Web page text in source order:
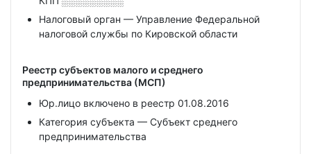
Налоговый орган — Управление Федеральной
налоговой службы по Кировской области
Реестр субъектов малого и среднего
предпринимательства (МСП)
Юр.лицо включено в реестр 01.08.2016
Категория субъекта — Субъект среднего
предпринимательства